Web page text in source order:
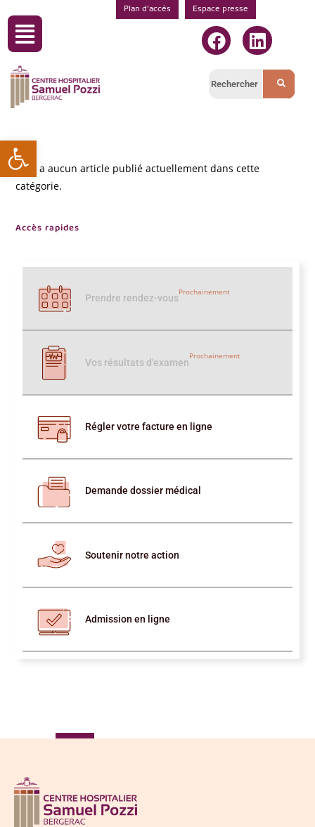
Ouvrir la barre d’outils
Plan d’accés Espace presse
Il n’y a aucun article publié actuellement dans cette
catégorie.
Accès rapides
Prendre rendez-vous
Prochainement
Vos résultats d'examen
Prochainement
Régler votre facture en ligne
Demande dossier médical
Soutenir notre action
Admission en ligne